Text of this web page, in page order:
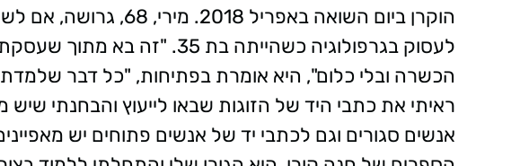
הוקרן ביום השואה באפריל
לעסוק בגרפולוגיה כשהייתה בת 35.
הכשרה ובלי כלום", היא אומרת בפתיחות, "כל דבר
ראיתי את כתבי היד של הזוגות שבאו לייעוץ והבחנתי שיש
אנשים סגורים וגם לכתבי יד של אנשים פתוחים יש